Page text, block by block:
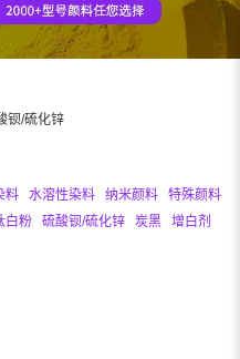
钡/硫化锌
料 水溶性染料 纳米颜料
特殊颜料
白粉 硫酸钡/硫化锌 炭黑
增白剂